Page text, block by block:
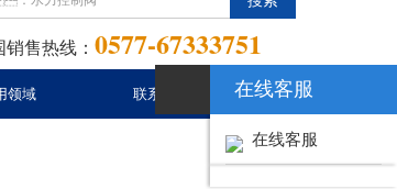
售热线： 0577-67333751
领域 联系91抖音APP黄在线客服
在线客服